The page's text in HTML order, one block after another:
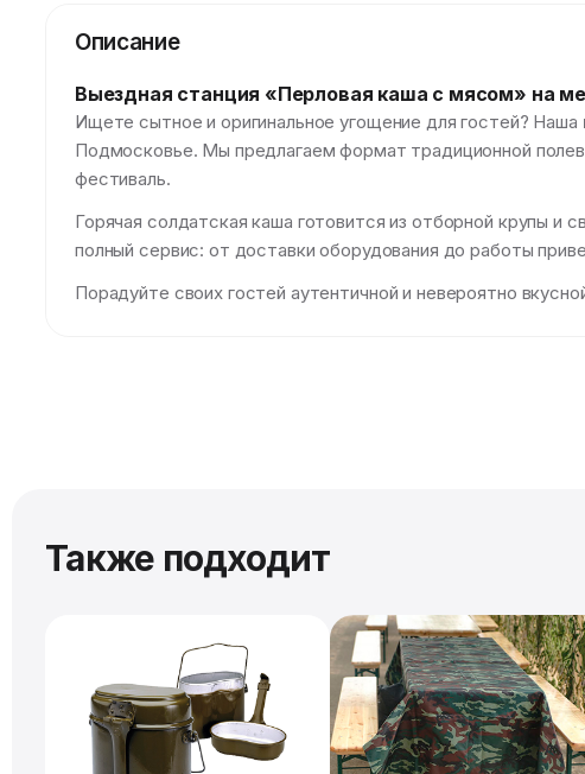
Описание
Выездная станция «Перловая каша с мясом» на
Ищете сытное и оригинальное угощение для гостей? Наша
Подмосковье. Мы предлагаем формат традиционной
фестиваль.
Горячая солдатская каша готовится из отборной крупы и
полный сервис: от доставки оборудования до работы
Порадуйте своих гостей аутентичной и невероятно
Также подходит